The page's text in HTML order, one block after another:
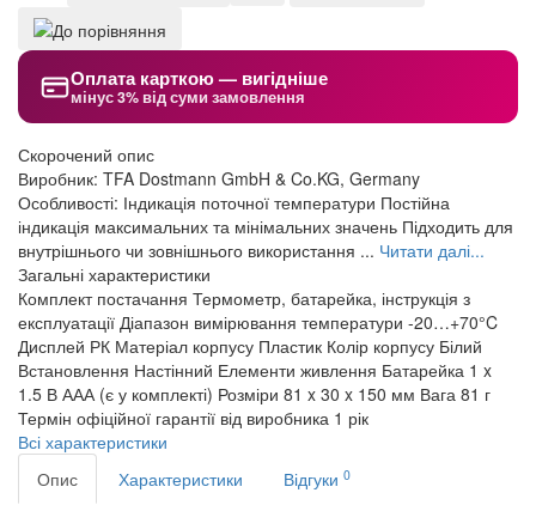
Оплата карткою — вигідніше
мінус 3% від суми замовлення
Скорочений опис
Виробник: TFA Dostmann GmbH & Co.KG, Germany
Особливості: Індикація поточної температури Постійна
індикація максимальних та мінімальних значень Підходить для
внутрішнього чи зовнішнього використання ... Читати далі...
Загальні характеристики
Комплект постачання Термометр, батарейка, інструкція з
експлуатації Діапазон вимірювання температури -20…+70°C
Дисплей РК Матеріал корпусу Пластик Колір корпусу Білий
Встановлення Настінний Елементи живлення Батарейка 1 x
1.5 В ААА (є у комплекті) Розміри 81 x 30 x 150 мм Вага 81 г
Термін офіційної гарантії від виробника 1 рік
Всі характеристики
Опис
Характеристики Відгуки 0